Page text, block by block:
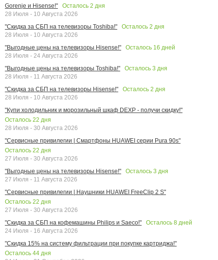
Gorenje и Hisense!"
Осталось 2 дня
28 Июля - 10 Августа 2026
"Скидка за СБП на телевизоры Toshiba!"
Осталось 2 дня
28 Июля - 10 Августа 2026
"Выгодные цены на телевизоры Hisense!"
Осталось 16 дней
28 Июля - 24 Августа 2026
"Выгодные цены на телевизоры Toshiba!"
Осталось 3 дня
28 Июля - 11 Августа 2026
"Скидка за СБП на телевизоры Hisense!"
Осталось 2 дня
28 Июля - 10 Августа 2026
"Купи холодильник и морозильный шкаф DEXP - получи скидку!"
Осталось 22 дня
28 Июля - 30 Августа 2026
"Сервисные привилегии | Смартфоны HUAWEI серии Pura 90s"
Осталось 22 дня
27 Июля - 30 Августа 2026
"Выгодные цены на телевизоры Hisense!"
Осталось 3 дня
27 Июля - 11 Августа 2026
"Сервисные привилегии | Наушники HUAWEI FreeClip 2 S"
Осталось 22 дня
27 Июля - 30 Августа 2026
"Скидка за СБП на кофемашины Philips и Saeco!"
Осталось 8 дней
24 Июля - 16 Августа 2026
"Скидка 15% на систему фильтрации при покупке картриджа!"
Осталось 44 дня